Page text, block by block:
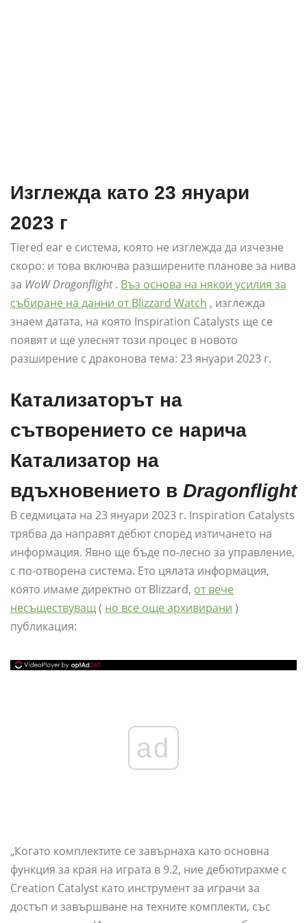
Изглежда като 23 януари
2023 г
Tiered ear е система, която не изглежда да изчезне
скоро: и това включва разширените планове за нива
за WoW Dragonflight. Въз основа на някои усилия за
събиране на данни от Blizzard Watch , изглежда
знаем датата, на която Inspiration Catalysts ще се
появят и ще улеснят този процес в новото
разширение с драконова тема: 23 януари 2023 г.
Катализаторът на
сътворението се нарича
Катализатор на
вдъхновението в Dragonflight
В седмицата на 23 януари 2023 г. Inspiration Catalysts
трябва да направят дебют според изтичането на
информация. Явно ще бъде по-лесно за управление,
с по-отворена система. Ето цялата информация,
която имаме директно от Blizzard, от вече
несъществуващ( но все още архивирани )
публикация:
ad
„Когато комплектите се завърнаха като основна
функция за края на играта в 9.2, ние дебютирахме с
Creation Catalyst като инструмент за играчи за
достъп и завършване на техните комплекти, със